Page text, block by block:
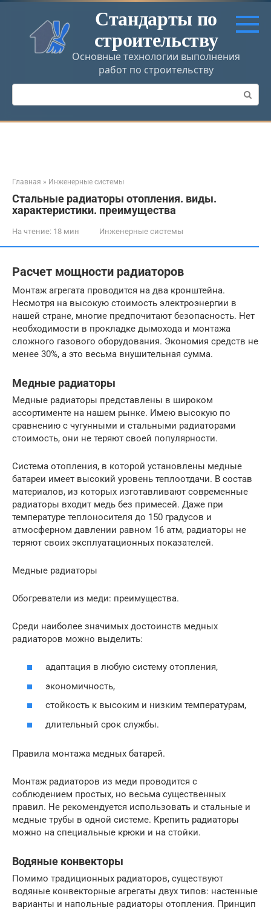
Перейти
контенту
Стандарты по
строительству
Основные технологии выполнения
работ по строительству
Поиск:
Главная » Инженерные системы
Стальные радиаторы отопления. виды.
характеристики. преимущества
На чтение: 18 мин Инженерные системы
Расчет мощности радиаторов
Монтаж агрегата проводится на два кронштейна.
Несмотря на высокую стоимость электроэнергии в
нашей стране, многие предпочитают безопасность. Нет
необходимости в прокладке дымохода и монтажа
сложного газового оборудования. Экономия средств не
менее 30%, а это весьма внушительная сумма.
Медные радиаторы
Медные радиаторы представлены в широком
ассортименте на нашем рынке. Имею высокую по
сравнению с чугунными и стальными радиаторами
стоимость, они не теряют своей популярности.
Система отопления, в которой установлены медные
батареи имеет высокий уровень теплоотдачи. В состав
материалов, из которых изготавливают современные
радиаторы входит медь без примесей. Даже при
температуре теплоносителя до 150 градусов и
атмосферном давлении равном 16 атм, радиаторы не
теряют своих эксплуатационных показателей.
Медные радиаторы
Обогреватели из меди: преимущества.
Среди наиболее значимых достоинств медных
радиаторов можно выделить:
адаптация в любую систему отопления,
экономичность,
стойкость к высоким и низким температурам,
длительный срок службы.
Правила монтажа медных батарей.
Монтаж радиаторов из меди проводится с
соблюдением простых, но весьма существенных
правил. Не рекомендуется использовать и стальные и
медные трубы в одной системе. Крепить радиаторы
можно на специальные крюки и на стойки.
Водяные конвекторы
Помимо традиционных радиаторов, существуют
водяные конвекторные агрегаты двух типов: настенные
варианты и напольные радиаторы отопления. Принцип